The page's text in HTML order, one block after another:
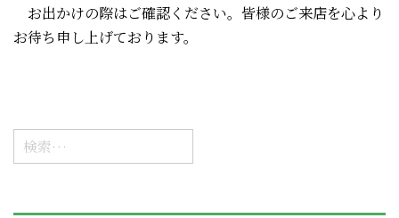
お出かけの際はご確認ください。皆様のご来店を心より
お待ち申し上げております。
検
索: